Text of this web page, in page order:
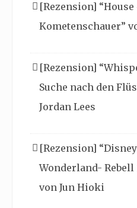
[Rezension]
Kometenschauer”
[Rezension]
Suche nach den
Jordan Lees
[Rezension]
Wonderland-
von Jun Hioki